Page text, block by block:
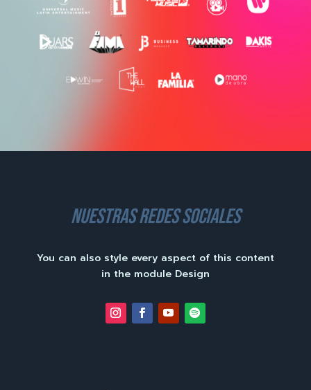
nuestras redes sociales
You can also style every aspect of this content
in the module Design